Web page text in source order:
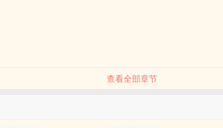
查看全部章节